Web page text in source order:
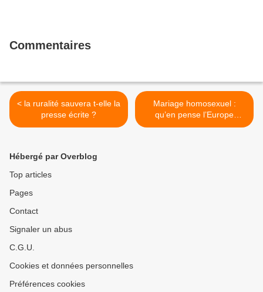
Commentaires
< la ruralité sauvera t-elle la
presse écrite ?
Mariage homosexuel :
qu’en pense l’Europe
chrétienne ? >
Hébergé par Overblog
Top articles
Pages
Contact
Signaler un abus
C.G.U.
Cookies et données personnelles
Préférences cookies